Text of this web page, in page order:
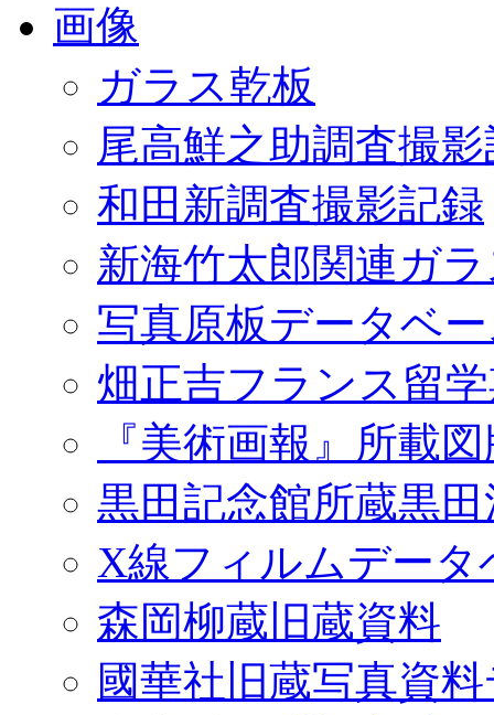
画像
ガラス乾板
尾高鮮之助調査撮
和田新調査撮影記録
新海竹太郎関連ガ
写真原板データベ
畑正吉フランス留
『美術画報』所載
黒田記念館所蔵黒
X線フィルムデータ
森岡柳蔵旧蔵資料
國華社旧蔵写真資